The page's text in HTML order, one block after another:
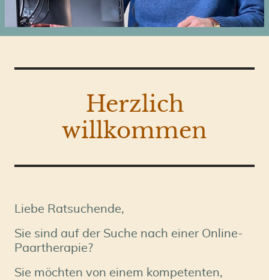
Herzlich
willkommen
Liebe Ratsuchende,
Sie sind auf der Suche nach einer Online-
Paartherapie?
Sie möchten von einem kompetenten,